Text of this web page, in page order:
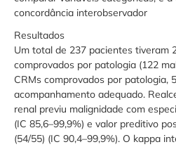
concordância interobservador
Resultados
Um total de 237 pacientes tiveram
comprovados por patologia (122
CRMs comprovados por patologia,
acompanhamento adequado.
renal previu malignidade com
(IC 85,6–99,9%) e valor preditivo
(54/55) (IC 90,4–99,9%). O kappa